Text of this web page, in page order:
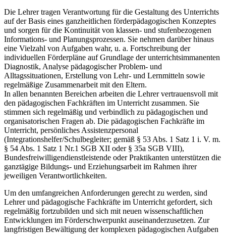
Die Lehrer tragen Verantwortung für die Gestaltung des Unterrichts
auf der Basis eines ganzheitlichen förderpädagogischen Konzeptes
und sorgen für die Kontinuität von klassen- und stufenbezogenen
Informations- und Planungsprozessen. Sie nehmen darüber hinaus
eine Vielzahl von Aufgaben wahr, u. a. Fortschreibung der
individuellen Förderpläne auf Grundlage der unterrichtsimmanenten
Diagnostik, Analyse pädagogischer Problem- und
Alltagssituationen, Erstellung von Lehr- und Lernmitteln sowie
regelmäßige Zusammenarbeit mit den Eltern.
In allen benannten Bereichen arbeiten die Lehrer vertrauensvoll mit
den pädagogischen Fachkräften im Unterricht zusammen. Sie
stimmen sich regelmäßig und verbindlich zu pädagogischen und
organisatorischen Fragen ab. Die pädagogischen Fachkräfte im
Unterricht, persönliches Assistenzpersonal
(Integrationshelfer/Schulbegleiter; gemäß § 53 Abs. 1 Satz 1 i. V. m.
§ 54 Abs. 1 Satz 1 Nr.1 SGB XII oder § 35a SGB VIII),
Bundesfreiwilligendienstleistende oder Praktikanten unterstützen die
ganztägige Bildungs- und Erziehungsarbeit im Rahmen ihrer
jeweiligen Verantwortlichkeiten.
Um den umfangreichen Anforderungen gerecht zu werden, sind
Lehrer und pädagogische Fachkräfte im Unterricht gefordert, sich
regelmäßig fortzubilden und sich mit neuen wissenschaftlichen
Entwicklungen im Förderschwerpunkt auseinanderzusetzen. Zur
langfristigen Bewältigung der komplexen pädagogischen Aufgaben